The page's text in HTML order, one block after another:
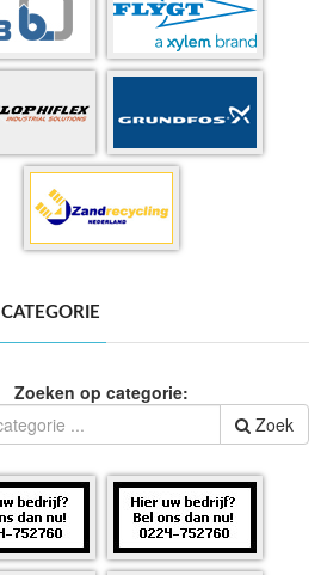
Zoeken op categorie:
Zoek